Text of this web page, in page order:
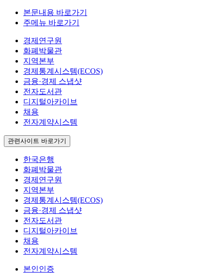
본문내용 바로가기
주메뉴 바로가기
경제연구원
화폐박물관
지역본부
경제통계시스템(ECOS)
금융·경제 스냅샷
전자도서관
디지털아카이브
채용
전자계약시스템
관련사이트 바로가기
한국은행
화폐박물관
경제연구원
지역본부
경제통계시스템(ECOS)
금융·경제 스냅샷
전자도서관
디지털아카이브
채용
전자계약시스템
본인인증